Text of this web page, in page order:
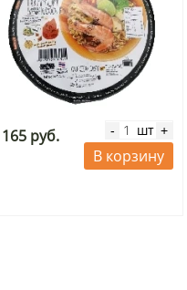
165 руб. - шт +
В корзину